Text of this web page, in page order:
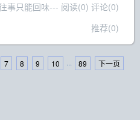
事只能回味--- 阅读(0) 评论(0)
推荐(0)
7 8 9 10 ··· 89 下一页